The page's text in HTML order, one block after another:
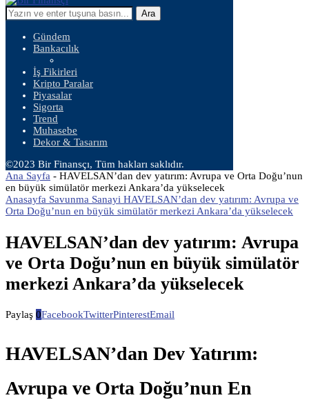
Ara
Gündem
Bankacılık
İş Fikirleri
Kripto Paralar
Piyasalar
Sigorta
Trend
Muhasebe
Dekor & Tasarım
©2023 Bir Finansçı, Tüm hakları saklıdır.
Ana Sayfa - HAVELSAN’dan dev yatırım: Avrupa ve Orta Doğu’nun
en büyük simülatör merkezi Ankara’da yükselecek
Anasayfa Savunma Sanayi HAVELSAN’dan dev yatırım: Avrupa ve
Orta Doğu’nun en büyük simülatör merkezi Ankara’da yükselecek
HAVELSAN’dan dev yatırım: Avrupa
ve Orta Doğu’nun en büyük simülatör
merkezi Ankara’da yükselecek
Paylaş 0FacebookTwitterPinterestEmail
HAVELSAN’dan Dev Yatırım:
Avrupa ve Orta Doğu’nun En